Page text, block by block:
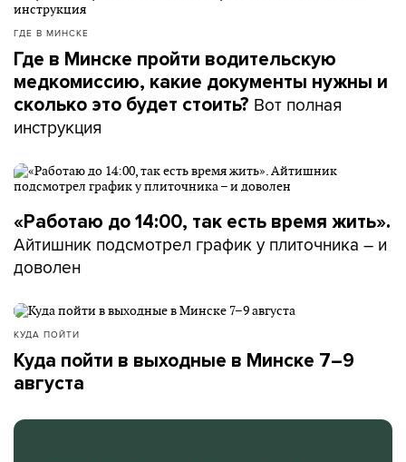
ГДЕ В МИНСКЕ
Где в Минске пройти водительскую
медкомиссию, какие документы нужны и
сколько это будет стоить? Вот полная
инструкция
«Работаю до 14:00, так есть время жить».
Айтишник подсмотрел график у плиточника – и
доволен
КУДА ПОЙТИ
Куда пойти в выходные в Минске 7–9
августа